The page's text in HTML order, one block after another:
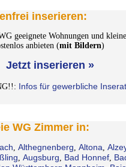
inserieren:
geeignete Wohnungen und kleine
anbieten (mit Bildern)
Jetzt inserieren »
Infos für gewerbliche
WG Zimmer in:
Althegnenberg Altona
Augsburg Bad Honnef,